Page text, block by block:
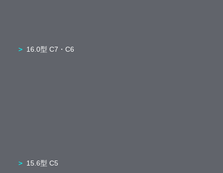
16.0型 C7・C6
15.6型 C5